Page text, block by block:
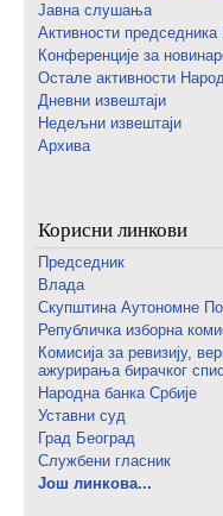
Јавна слушања
Активности
Конференције за
Oстале активности
Дневни извештаји
Недељни извештаји
Архива
Корисни линкови
Председник
Влада
Скупштина Аутономне
Републичка изборна
Комисија за ревизију,
ажурирања бирачког
Народна банка Србије
Уставни суд
Град Београд
Службени гласник
Још линкова...